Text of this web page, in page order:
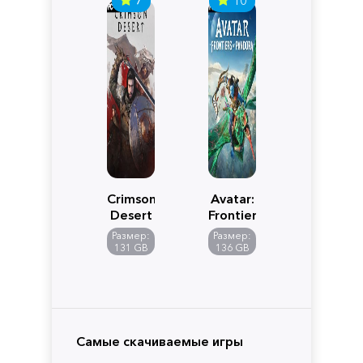
Crimson
Desert
Размер:
131 GB
Avatar:
Frontiers
of
Pandora
Размер:
136 GB
Самые скачиваемые игры